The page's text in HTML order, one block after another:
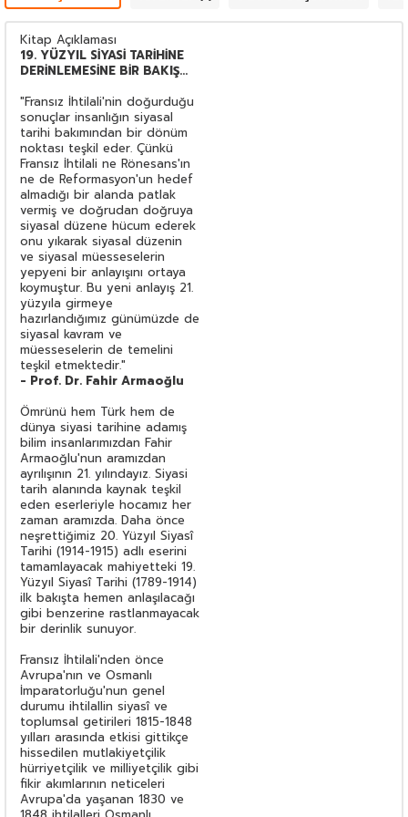
Kitap Açıklaması
19. YÜZYIL SİYASİ TARİHİNE
DERİNLEMESİNE BİR BAKIŞ...
"Fransız İhtilali'nin doğurduğu
sonuçlar insanlığın siyasal
tarihi bakımından bir dönüm
noktası teşkil eder. Çünkü
Fransız İhtilali ne Rönesans'ın
ne de Reformasyon'un hedef
almadığı bir alanda patlak
vermiş ve doğrudan doğruya
siyasal düzene hücum ederek
onu yıkarak siyasal düzenin
ve siyasal müesseselerin
yepyeni bir anlayışını ortaya
koymuştur. Bu yeni anlayış 21.
yüzyıla girmeye
hazırlandığımız günümüzde de
siyasal kavram ve
müesseselerin de temelini
teşkil etmektedir."
- Prof. Dr. Fahir Armaoğlu
Ömrünü hem Türk hem de
dünya siyasi tarihine adamış
bilim insanlarımızdan Fahir
Armaoğlu'nun aramızdan
ayrılışının 21. yılındayız. Siyasi
tarih alanında kaynak teşkil
eden eserleriyle hocamız her
zaman aramızda. Daha önce
neşrettiğimiz 20. Yüzyıl Siyasî
Tarihi (1914-1915) adlı eserini
tamamlayacak mahiyetteki 19.
Yüzyıl Siyasî Tarihi (1789-1914)
ilk bakışta hemen anlaşılacağı
gibi benzerine rastlanmayacak
bir derinlik sunuyor.
Fransız İhtilali'nden önce
Avrupa'nın ve Osmanlı
İmparatorluğu'nun genel
durumu ihtilallin siyasî ve
toplumsal getirileri 1815-1848
yılları arasında etkisi gittikçe
hissedilen mutlakiyetçilik
hürriyetçilik ve milliyetçilik gibi
fikir akımlarının neticeleri
Avrupa'da yaşanan 1830 ve